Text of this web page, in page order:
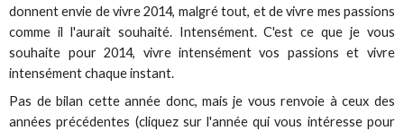
donnent envie de vivre 2014, malgré tout, et de vivre mes passions
comme il l'aurait souhaité. Intensément. C'est ce que je vous
souhaite pour 2014, vivre intensément vos passions et vivre
intensément chaque instant.
Pas de bilan cette année donc, mais je vous renvoie à ceux des
années précédentes (cliquez sur l'année qui vous intéresse pour